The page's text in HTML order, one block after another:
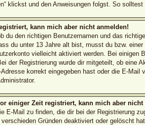
klickst und den Anweisungen folgst. So
kann mich aber nicht anmelden!
du den richtigen Benutzernamen und das
du unter 13 Jahre alt bist, musst du bzw.
vielleicht aktiviert werden. Bei einigen
der Registrierung wurde dir mitgeteilt, ob eine
korrekt eingegeben hast oder die E-
einiger Zeit registriert, kann mich aber nicht
E-Mail zu finden, die dir bei der Registrierung
Gründen deaktiviert oder gelöscht